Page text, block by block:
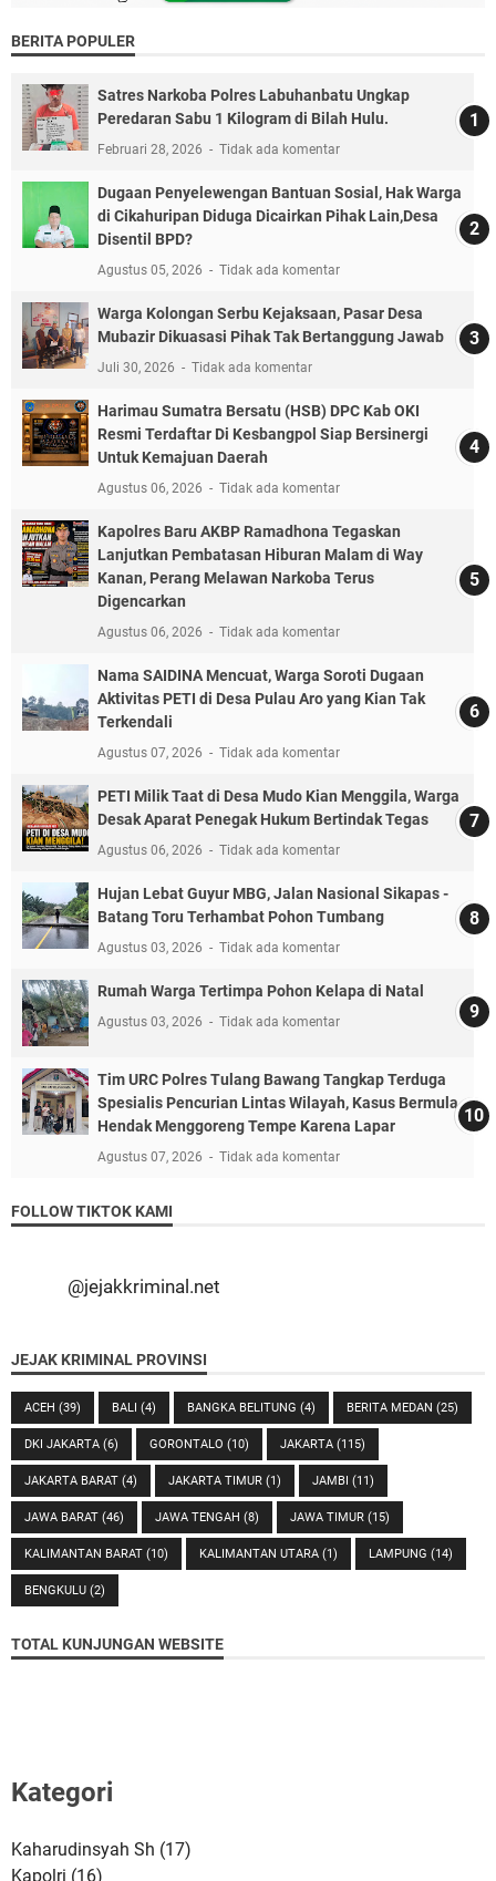
BERITA POPULER
Satres Narkoba Polres Labuhanbatu Ungkap
Peredaran Sabu 1 Kilogram di Bilah Hulu.
Februari 28, 2026 Tidak ada komentar
Dugaan Penyelewengan Bantuan Sosial, Hak Warga
di Cikahuripan Diduga Dicairkan Pihak Lain,Desa
Disentil BPD?
Agustus 05, 2026 Tidak ada komentar
Warga Kolongan Serbu Kejaksaan, Pasar Desa
Mubazir Dikuasasi Pihak Tak Bertanggung Jawab
Juli 30, 2026 Tidak ada komentar
Harimau Sumatra Bersatu (HSB) DPC Kab OKI
Resmi Terdaftar Di Kesbangpol Siap Bersinergi
Untuk Kemajuan Daerah
Agustus 06, 2026 Tidak ada komentar
Kapolres Baru AKBP Ramadhona Tegaskan
Lanjutkan Pembatasan Hiburan Malam di Way
Kanan, Perang Melawan Narkoba Terus
Digencarkan
Agustus 06, 2026 Tidak ada komentar
Nama SAIDINA Mencuat, Warga Soroti Dugaan
Aktivitas PETI di Desa Pulau Aro yang Kian Tak
Terkendali
Agustus 07, 2026 Tidak ada komentar
PETI Milik Taat di Desa Mudo Kian Menggila, Warga
Desak Aparat Penegak Hukum Bertindak Tegas
Agustus 06, 2026 Tidak ada komentar
Hujan Lebat Guyur MBG, Jalan Nasional Sikapas -
Batang Toru Terhambat Pohon Tumbang
Agustus 03, 2026 Tidak ada komentar
Rumah Warga Tertimpa Pohon Kelapa di Natal
Agustus 03, 2026 Tidak ada komentar
Tim URC Polres Tulang Bawang Tangkap Terduga
Spesialis Pencurian Lintas Wilayah, Kasus Bermula
Hendak Menggoreng Tempe Karena Lapar
Agustus 07, 2026 Tidak ada komentar
FOLLOW TIKTOK KAMI
@jejakkriminal.net
JEJAK KRIMINAL PROVINSI
ACEH (39) BALI (4) BANGKA BELITUNG (4) BERITA MEDAN (25)
DKI JAKARTA (6) GORONTALO (10) JAKARTA (115)
JAKARTA BARAT (4) JAKARTA TIMUR (1) JAMBI (11)
JAWA BARAT (46) JAWA TENGAH (8) JAWA TIMUR (15)
KALIMANTAN BARAT (10) KALIMANTAN UTARA (1) LAMPUNG (14)
BENGKULU (2)
TOTAL KUNJUNGAN WEBSITE
Kategori
Kaharudinsyah Sh (17)
Kapolri (16)